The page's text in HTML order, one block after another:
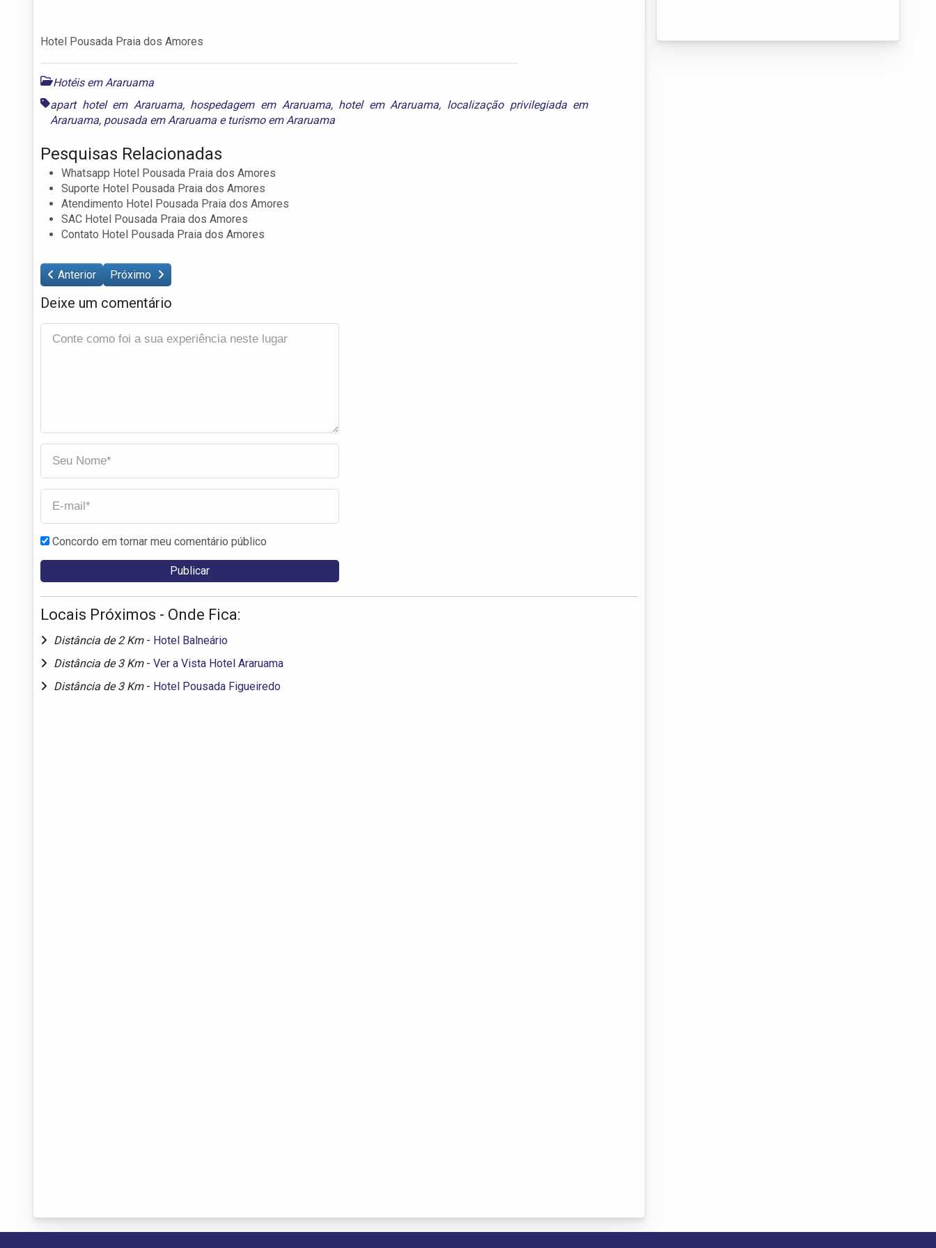
Hotel Pousada Praia dos Amores
Hotéis em Araruama
apart hotel em Araruama, hospedagem em Araruama, hotel em Araruama, localização privilegiada em
Araruama, pousada em Araruama e turismo em Araruama
Pesquisas Relacionadas
Whatsapp Hotel Pousada Praia dos Amores
Suporte Hotel Pousada Praia dos Amores
Atendimento Hotel Pousada Praia dos Amores
SAC Hotel Pousada Praia dos Amores
Contato Hotel Pousada Praia dos Amores
Anterior Próximo
Deixe um comentário
Concordo em tornar meu comentário público
Locais Próximos - Onde Fica:
Distância de 2 Km - Hotel Balneário
Distância de 3 Km - Ver a Vista Hotel Araruama
Distância de 3 Km - Hotel Pousada Figueiredo